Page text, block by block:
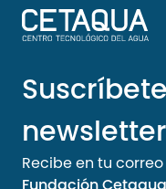
newsletter
Recibe en tu